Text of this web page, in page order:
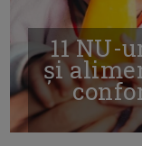
11 NU-
și